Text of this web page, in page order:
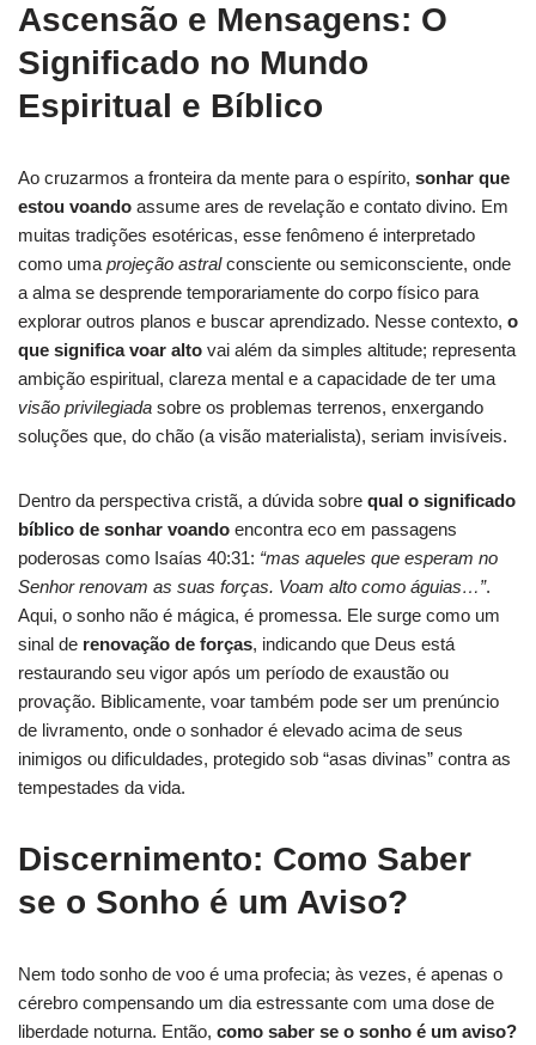
Ascensão e Mensagens: O
Significado no Mundo
Espiritual e Bíblico
Ao cruzarmos a fronteira da mente para o espírito, sonhar que
estou voando assume ares de revelação e contato divino. Em
muitas tradições esotéricas, esse fenômeno é interpretado
como uma projeção astralconsciente ou semiconsciente, onde
a alma se desprende temporariamente do corpo físico para
explorar outros planos e buscar aprendizado. Nesse contexto, o
que significa voar alto vai além da simples altitude; representa
ambição espiritual, clareza mental e a capacidade de ter uma
visão privilegiada sobre os problemas terrenos, enxergando
soluções que, do chão (a visão materialista), seriam invisíveis.
Dentro da perspectiva cristã, a dúvida sobre qual o significado
bíblico de sonhar voando encontra eco em passagens
poderosas como Isaías 40:31: “mas aqueles que esperam no
Senhor renovam as suas forças. Voam alto como águias…”.
Aqui, o sonho não é mágica, é promessa. Ele surge como um
sinal de renovação de forças, indicando que Deus está
restaurando seu vigor após um período de exaustão ou
provação. Biblicamente, voar também pode ser um prenúncio
de livramento, onde o sonhador é elevado acima de seus
inimigos ou dificuldades, protegido sob “asas divinas” contra as
tempestades da vida.
Discernimento: Como Saber
se o Sonho é um Aviso?
Nem todo sonho de voo é uma profecia; às vezes, é apenas o
cérebro compensando um dia estressante com uma dose de
liberdade noturna. Então, como saber se o sonho é um aviso?